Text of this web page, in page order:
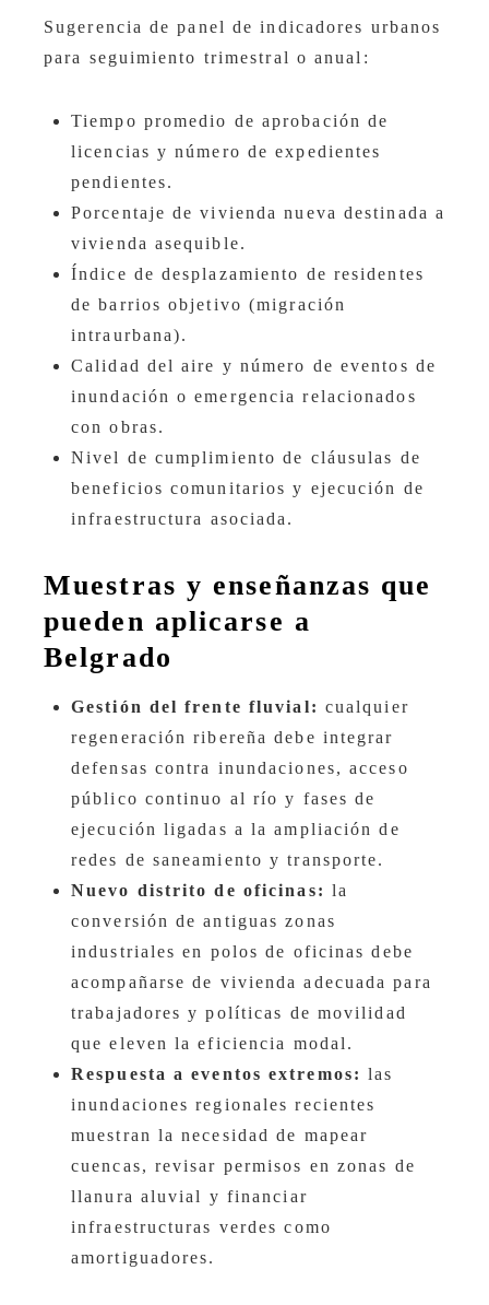
Sugerencia de panel de indicadores urbanos
para seguimiento trimestral o anual:
Tiempo promedio de aprobación de
licencias y número de expedientes
pendientes.
Porcentaje de vivienda nueva destinada a
vivienda asequible.
Índice de desplazamiento de residentes
de barrios objetivo (migración
intraurbana).
Calidad del aire y número de eventos de
inundación o emergencia relacionados
con obras.
Nivel de cumplimiento de cláusulas de
beneficios comunitarios y ejecución de
infraestructura asociada.
Muestras y enseñanzas que
pueden aplicarse a
Belgrado
Gestión del frente fluvial: cualquier
regeneración ribereña debe integrar
defensas contra inundaciones, acceso
público continuo al río y fases de
ejecución ligadas a la ampliación de
redes de saneamiento y transporte.
Nuevo distrito de oficinas: la
conversión de antiguas zonas
industriales en polos de oficinas debe
acompañarse de vivienda adecuada para
trabajadores y políticas de movilidad
que eleven la eficiencia modal.
Respuesta a eventos extremos: las
inundaciones regionales recientes
muestran la necesidad de mapear
cuencas, revisar permisos en zonas de
llanura aluvial y financiar
infraestructuras verdes como
amortiguadores.